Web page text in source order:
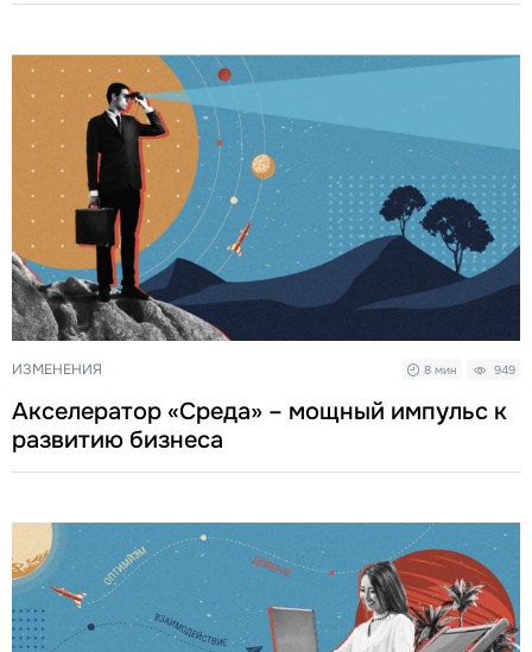
ИЗМЕНЕНИЯ 8 мин 949
Акселератор «Среда» – мощный импульс к
развитию бизнеса